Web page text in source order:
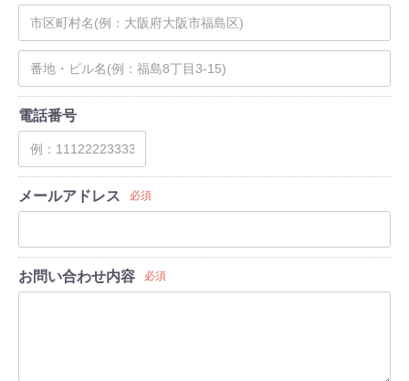
電話番号
メールアドレス 必須
お問い合わせ内容 必須